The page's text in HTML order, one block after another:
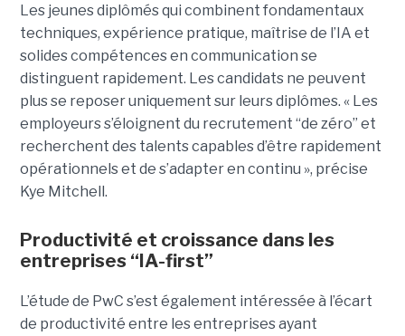
Les jeunes diplômés qui combinent fondamentaux
techniques, expérience pratique, maîtrise de l’IA et
solides compétences en communication se
distinguent rapidement. Les candidats ne peuvent
plus se reposer uniquement sur leurs diplômes. « Les
employeurs s’éloignent du recrutement “de zéro” et
recherchent des talents capables d’être rapidement
opérationnels et de s’adapter en continu », précise
Kye Mitchell.
Productivité et croissance dans les
entreprises “IA-first”
L’étude de PwC s’est également intéressée à l’écart
de productivité entre les entreprises ayant